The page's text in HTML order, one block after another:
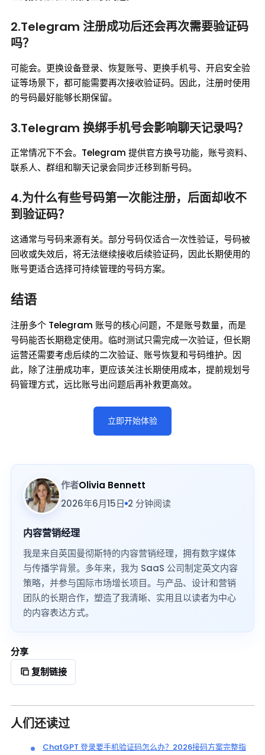
2.Telegram 注册成功后还会再次需要验证码
吗？
可能会。更换设备登录、恢复账号、更换手机号、开启安全验
证等场景下，都可能需要再次接收验证码。因此，注册时使用
的号码最好能够长期保留。
3.Telegram 换绑手机号会影响聊天记录吗？
正常情况下不会。Telegram 提供官方换号功能，账号资料、
联系人、群组和聊天记录会同步迁移到新号码。
4.为什么有些号码第一次能注册，后面却收不
到验证码？
这通常与号码来源有关。部分号码仅适合一次性验证，号码被
回收或失效后，将无法继续接收后续验证码，因此长期使用的
账号更适合选择可持续管理的号码方案。
结语
注册多个 Telegram 账号的核心问题，不是账号数量，而是
号码能否长期稳定使用。临时测试只需完成一次验证，但长期
运营还需要考虑后续的二次验证、账号恢复和号码维护。因
此，除了注册成功率，更应该关注长期使用成本，提前规划号
码管理方式，远比账号出问题后再补救更高效。
立即开始体验
作者Olivia Bennett
2026年6月15日 2 分钟阅读
内容营销经理
我是来自英国曼彻斯特的内容营销经理，拥有数字媒体
与传播学背景。多年来，我为 SaaS 公司制定英文内容
策略，并参与国际市场增长项目。与产品、设计和营销
团队的长期合作，塑造了我清晰、实用且以读者为中心
的内容表达方式。
分享
复制链接
人们还读过
ChatGPT 登录要手机验证码怎么办？2026接码方案完整指